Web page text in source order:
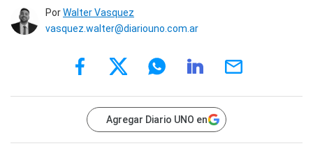
PorWalter Vasquez
vasquez.walter@diariouno.com.ar
Agregar Diario UNO en